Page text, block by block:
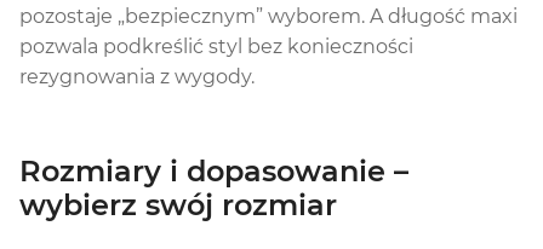
pozostaje „bezpiecznym” wyborem. A długość maxi
pozwala podkreślić styl bez konieczności
rezygnowania z wygody.
Rozmiary i dopasowanie –
wybierz swój rozmiar